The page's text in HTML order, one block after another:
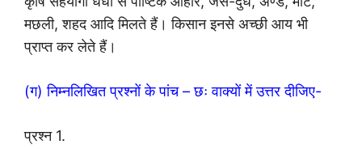
मछली, शहद आदि मिलते हैं। किसान इनसे अच्छी आय भी
प्राप्त कर लेते हैं।
(ग) निम्नलिखित प्रश्नों के पांच – छः वाक्यों में उत्तर दीजिए-
प्रश्न 1.